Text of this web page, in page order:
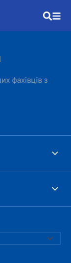
фахівців з